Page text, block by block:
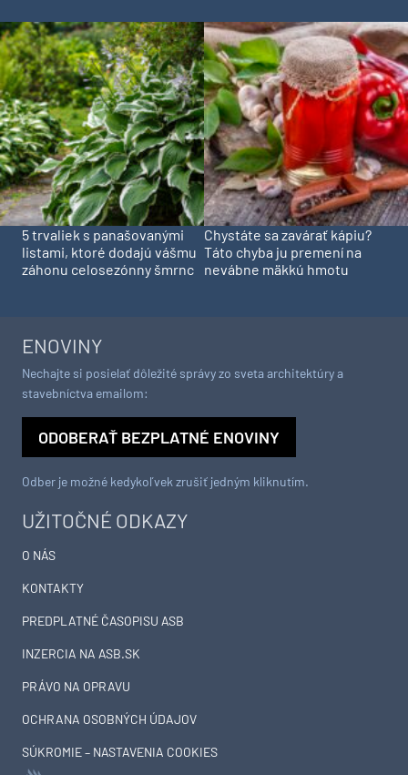
5 trvaliek s panašovanými
listami, ktoré dodajú vášmu
záhonu celosezónny šmrnc
Chystáte sa zavárať kápiu?
Táto chyba ju premení na
nevábne mäkkú hmotu
UŽITOČNÉ ODKAZY
O NÁS
KONTAKTY
PREDPLATNÉ ČASOPISU ASB
INZERCIA NA ASB.SK
PRÁVO NA OPRAVU
OCHRANA OSOBNÝCH ÚDAJOV
SÚKROMIE – NASTAVENIA COOKIES
ENOVINY
Nechajte si posielať dôležité správy zo sveta architektúry a
stavebníctva emailom:
ODOBERAŤ BEZPLATNÉ ENOVINY
Odber je možné kedykoľvek zrušiť jedným kliknutím.